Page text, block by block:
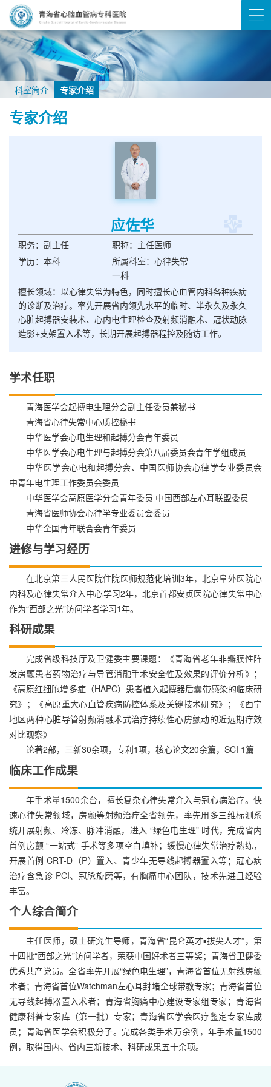
科室简介 专家介绍
专家介绍
应佐华
职务：副主任
职称：主任医师
学历：本科
所属科室：心律失常
一科
擅长领域：以心律失常为特色，同时擅长心血管内科各种疾病
的诊断及治疗。率先开展省内领先水平的临时、半永久及永久
心脏起搏器安装术、心内电生理检查及射频消融术、冠状动脉
造影+支架置入术等，长期开展起搏器程控及随访工作。
学术任职
青海医学会起搏电生理分会副主任委员兼秘书
青海省心律失常中心质控秘书
中华医学会心电生理和起搏分会青年委员
中华医学会心电生理与起搏分会第八届委员会青年学组成员
中华医学会心电和起搏分会、中国医师协会心律学专业委员会
中青年电生理工作委员会委员
中华医学会高原医学分会青年委员 中国西部左心耳联盟委员
青海省医师协会心律学专业委员会委员
中华全国青年联合会青年委员
进修与学习经历
在北京第三人民医院住院医师规范化培训3年，北京阜外医院心
内科及心律失常介入中心学习2年，北京首都安贞医院心律失常中心
作为“西部之光”访问学者学习1年。
科研成果
完成省级科技厅及卫健委主要课题：《青海省老年非瓣膜性阵
发房颤患者药物治疗与导管消融手术安全性及效果的评价分析》；
《高原红细胞增多症（HAPC）患者植入起搏器后囊带感染的临床研
究》；《高原重大心血管疾病防控体系及关键技术研究》；《西宁
地区两种心脏导管射频消融术式治疗持续性心房颤动的近远期疗效
对比观察》
论著2部，三新30余项，专利1项，核心论文20余篇，SCI 1篇
临床工作成果
年手术量1500余台，擅长复杂心律失常介入与冠心病治疗。快
速心律失常领域，房颤等射频治疗全省领先，率先用多三维标测系
统开展射频、冷冻、脉冲消融，进入 “绿色电生理” 时代，完成省内
首例房颤 “一站式” 手术等多项空白填补；缓慢心律失常治疗熟练，
开展首例 CRT-D（P）置入、青少年无导线起搏器置入等；冠心病
治疗含急诊 PCI、冠脉旋磨等，有胸痛中心团队，技术先进且经验
丰富。
个人综合简介
主任医师，硕士研究生导师，青海省“昆仑英才▪拔尖人才”，第
十四批“西部之光”访问学者，荣获中国好术者三等奖；青海省卫健委
优秀共产党员。全省率先开展“绿色电生理”，青海省首位无射线房颤
术者；青海省首位Watchman左心耳封堵全球带教专家；青海省首位
无导线起搏器置入术者；青海省胸痛中心建设专家组专家；青海省
健康科普专家库（第一批）专家；青海省医学会医疗鉴定专家库成
员；青海省医学会积极分子。完成各类手术万余例，年手术量1500
例，取得国内、省内三新技术、科研成果五十余项。